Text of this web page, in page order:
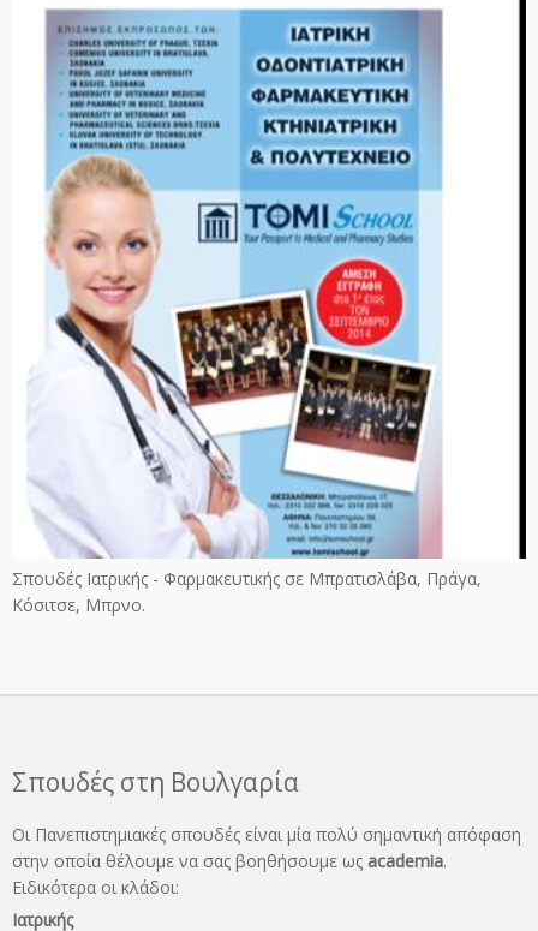
Σπουδές Ιατρικής - Φαρμακευτικής σε Μπρατισλάβα, Πράγα,
Κόσιτσε, Μπρνο.
Σπουδές στη Βουλγαρία
Οι Πανεπιστημιακές σπουδές είναι μία πολύ σημαντική απόφαση
στην οποία θέλουμε να σας βοηθήσουμε ως academia.
Ειδικότερα οι κλάδοι:
Ιατρικής